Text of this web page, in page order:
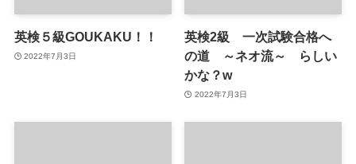
英検５級GOUKAKU！！
2022年7月3日
英検2級 一次試験合格へ
の道 ～ネオ流～ らしい
かな？w
2022年7月3日